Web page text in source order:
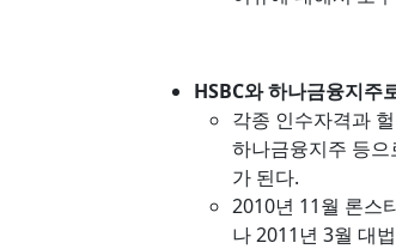
HSBC와 하나금융지주
각종 인수자격과
하나금융지주 등
가 된다.
2010년 11월 론스
나 2011년 3월 대